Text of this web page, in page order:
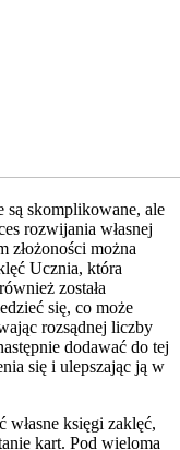
są skomplikowane, ale
rozwijania własnej
złożoności można
Ucznia, która
została
się, co może
rozsądnej liczby
dodawać do tej
się i ulepszając ją w
własne księgi zaklęć,
kart. Pod wieloma